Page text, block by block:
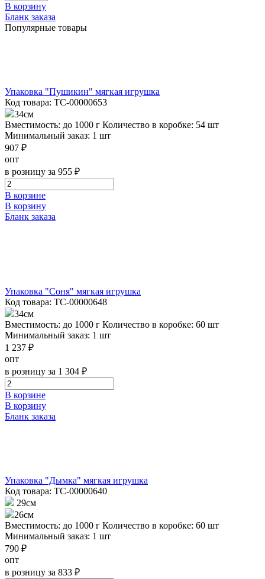
В корзину
Бланк заказа
Популярные товары
Упаковка "Пушикин" мягкая игрушка
Код товара: ТС-00000653
34см
Вместимость: до 1000 г Количество в коробке: 54 шт
Минимальный заказ: 1 шт
907 ₽
опт
в розницу за 955 ₽
В корзине
В корзину
Бланк заказа
Упаковка "Соня" мягкая игрушка
Код товара: ТС-00000648
34см
Вместимость: до 1000 г Количество в коробке: 60 шт
Минимальный заказ: 1 шт
1 237 ₽
опт
в розницу за 1 304 ₽
В корзине
В корзину
Бланк заказа
Упаковка "Дымка" мягкая игрушка
Код товара: ТС-00000640
29см
26см
Вместимость: до 1000 г Количество в коробке: 60 шт
Минимальный заказ: 1 шт
790 ₽
опт
в розницу за 833 ₽